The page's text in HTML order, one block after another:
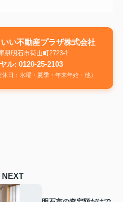
い不動産プラザ株式会社
県明石市荷山町2723-1
ル: 0120-25-2103
日：水曜・夏季・年末年始・他）
NEXT